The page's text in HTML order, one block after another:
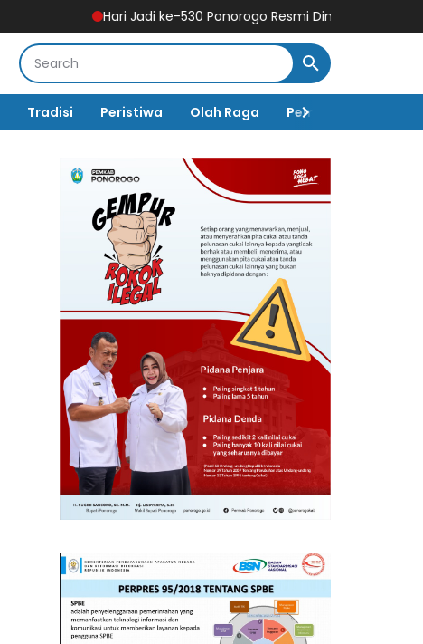
Hari Jadi ke-530 Ponorogo Resmi Dimulai, Hadirkan Ragam
Tradisi Peristiwa Olah Raga Pembangunan